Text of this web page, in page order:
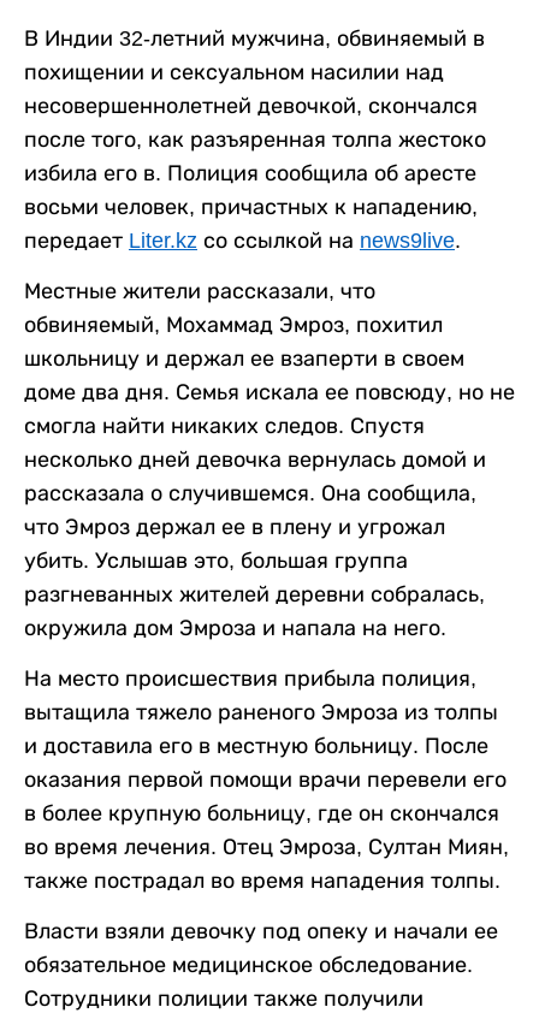
В Индии 32-летний мужчина, обвиняемый в
похищении и сексуальном насилии над
несовершеннолетней девочкой, скончался
после того, как разъяренная толпа жестоко
избила его в. Полиция сообщила об аресте
восьми человек, причастных к нападению,
передает Liter.kz со ссылкой на news9live.
Местные жители рассказали, что
обвиняемый, Мохаммад Эмроз, похитил
школьницу и держал ее взаперти в своем
доме два дня. Семья искала ее повсюду, но не
смогла найти никаких следов. Спустя
несколько дней девочка вернулась домой и
рассказала о случившемся. Она сообщила,
что Эмроз держал ее в плену и угрожал
убить. Услышав это, большая группа
разгневанных жителей деревни собралась,
окружила дом Эмроза и напала на него.
На место происшествия прибыла полиция,
вытащила тяжело раненого Эмроза из толпы
и доставила его в местную больницу. После
оказания первой помощи врачи перевели его
в более крупную больницу, где он скончался
во время лечения. Отец Эмроза, Султан Миян,
также пострадал во время нападения толпы.
Власти взяли девочку под опеку и начали ее
обязательное медицинское обследование.
Сотрудники полиции также получили